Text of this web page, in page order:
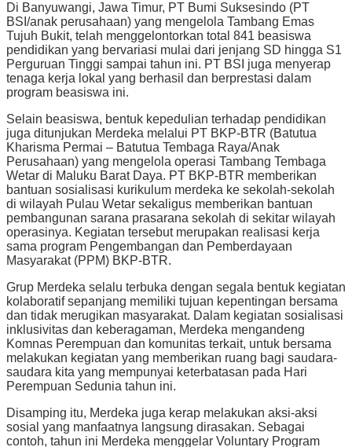
Di Banyuwangi, Jawa Timur, PT Bumi Suksesindo (PT
BSI/anak perusahaan) yang mengelola Tambang Emas
Tujuh Bukit, telah menggelontorkan total 841 beasiswa
pendidikan yang bervariasi mulai dari jenjang SD hingga S1
Perguruan Tinggi sampai tahun ini. PT BSI juga menyerap
tenaga kerja lokal yang berhasil dan berprestasi dalam
program beasiswa ini.
Selain beasiswa, bentuk kepedulian terhadap pendidikan
juga ditunjukan Merdeka melalui PT BKP-BTR (Batutua
Kharisma Permai – Batutua Tembaga Raya/Anak
Perusahaan) yang mengelola operasi Tambang Tembaga
Wetar di Maluku Barat Daya. PT BKP-BTR memberikan
bantuan sosialisasi kurikulum merdeka ke sekolah-sekolah
di wilayah Pulau Wetar sekaligus memberikan bantuan
pembangunan sarana prasarana sekolah di sekitar wilayah
operasinya. Kegiatan tersebut merupakan realisasi kerja
sama program Pengembangan dan Pemberdayaan
Masyarakat (PPM) BKP-BTR.
Grup Merdeka selalu terbuka dengan segala bentuk kegiatan
kolaboratif sepanjang memiliki tujuan kepentingan bersama
dan tidak merugikan masyarakat. Dalam kegiatan sosialisasi
inklusivitas dan keberagaman, Merdeka mengandeng
Komnas Perempuan dan komunitas terkait, untuk bersama
melakukan kegiatan yang memberikan ruang bagi saudara-
saudara kita yang mempunyai keterbatasan pada Hari
Perempuan Sedunia tahun ini.
Disamping itu, Merdeka juga kerap melakukan aksi-aksi
sosial yang manfaatnya langsung dirasakan. Sebagai
contoh, tahun ini Merdeka menggelar Voluntary Program